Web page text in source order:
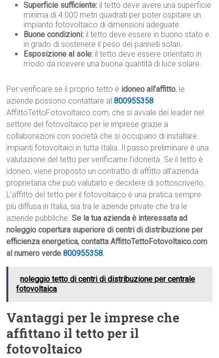
Superficie sufficiente: il tetto deve avere una superficie
minima di 4.000 metri quadrati per poter ospitare un
impianto fotovoltaico di dimensioni adeguate.
Buone condizioni: il tetto deve essere in buono stato e
in grado di sostenere il peso dei pannelli solari.
Esposizione al sole: il tetto deve essere orientato in
modo da ricevere una buona quantità di luce solare.
Per verificare se il proprio tetto è idoneo all’affitto, le
aziende possono contattare al800955358
AffittoTettoFotovoltaico.com, che si avvale dei leader nel
settore del fotovoltaico per le imprese grazie a
collaborazioni con società che si occupano di installare
impianti fotovoltaici in tutta Italia. Il passo preliminare è una
valutazione del tetto per verificarne l’idoneità. Se il tetto è
idoneo, viene proposto un contratto di affitto all’azienda
proprietaria che può valutarlo e decidere di sottoscriverlo.
L’affitto del tetto per il fotovoltaico è una pratica sempre
più diffusa in Italia, sia tra le aziende private che tra le
aziende pubbliche.Se la tua azienda è interessata ad
noleggio copertura superiore di centri di distribuzione per
efficienza energetica, contatta AffittoTettoFotovoltaico.com
al numero verde800955358.
noleggio tetto di centri di distribuzione per centrale
fotovoltaica
Vantaggi per le imprese che
affittano il tetto per il
fotovoltaico